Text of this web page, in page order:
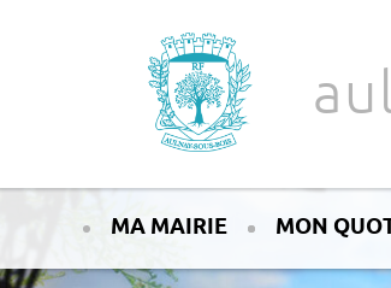
Passer
MA MAIRIE MON